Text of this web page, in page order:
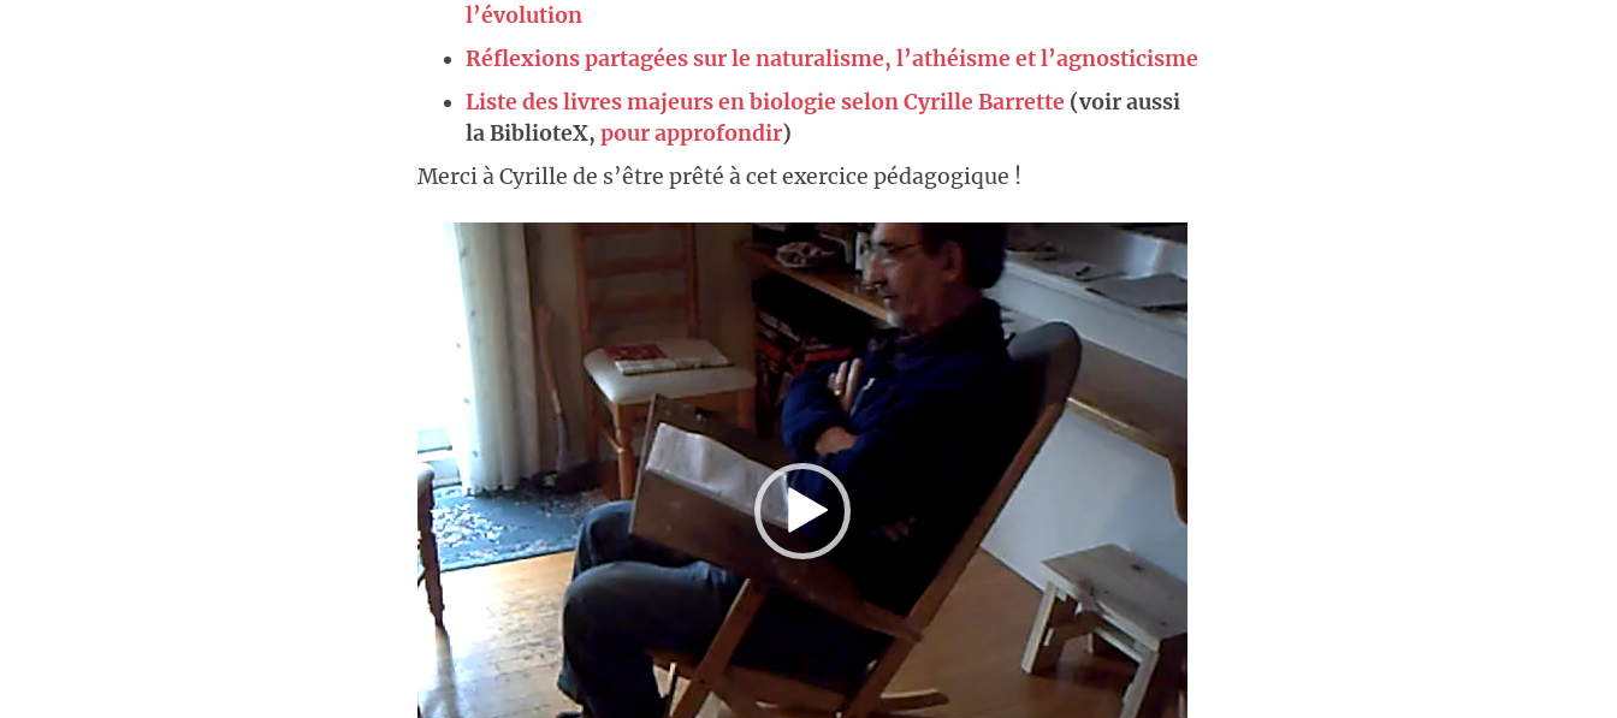
l’évolution
Réflexions partagées sur le naturalisme, l’athéisme et l’agnosticisme
Liste des livres majeurs en biologie selon Cyrille Barrette (voir aussi
la BiblioteX, pour approfondir)
Merci à Cyrille de s’être prêté à cet exercice pédagogique !
Lecteur
vidéo